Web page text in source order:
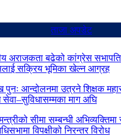
ताजा अपडेट
अराजकता बढेको कांग्रेस सभापति
सक्रिय भूमिका खेल्न आग्रह
पुनः आन्दोलनमा उत्रने शिक्षक
माग अघि
सीमा सम्बन्धी अभिव्यक्तिमा
विपक्षीको निरन्तर विरोध